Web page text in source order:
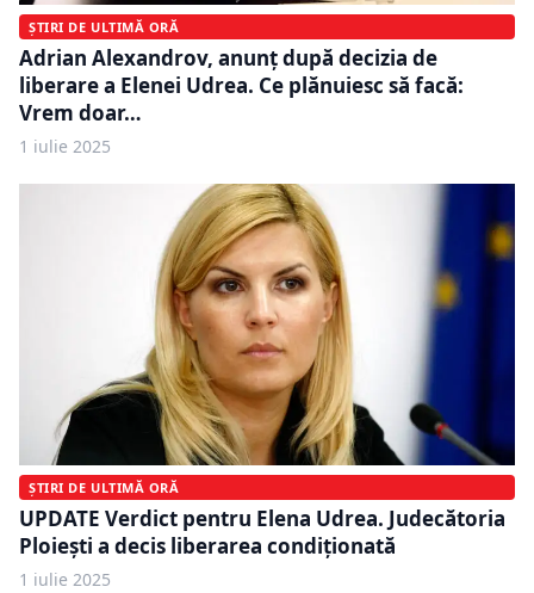
ȘTIRI DE ULTIMĂ ORĂ
Adrian Alexandrov, anunț după decizia de
liberare a Elenei Udrea. Ce plănuiesc să facă:
Vrem doar…
1 iulie 2025
ȘTIRI DE ULTIMĂ ORĂ
UPDATE Verdict pentru Elena Udrea. Judecătoria
Ploieşti a decis liberarea condiţionată
1 iulie 2025